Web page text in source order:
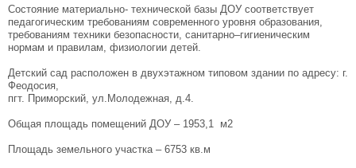
Состояние материально- технической базы ДОУ соответствует
педагогическим требованиям современного уровня образования,
требованиям техники безопасности, санитарно–гигиеническим
нормам и правилам, физиологии детей.
Детский сад расположен в двухэтажном типовом здании по адресу: г.
Феодосия,
пгт. Приморский, ул.Молодежная, д.4.
Общая площадь помещений ДОУ – 1953,1 м2
Площадь земельного участка – 6753 кв.м